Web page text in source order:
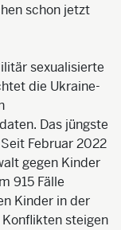
schon jetzt
sexualisierte
die Ukraine-
Das jüngste
Februar 2022
gegen Kinder
915 Fälle
Kinder in der
steigen